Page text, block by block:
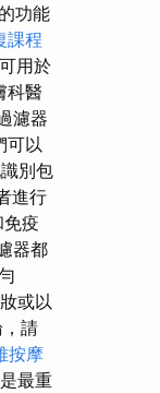
功能
課程
用於
科醫
濾器
可以
別包
進行
疫
器都
或以
請
按摩
最重